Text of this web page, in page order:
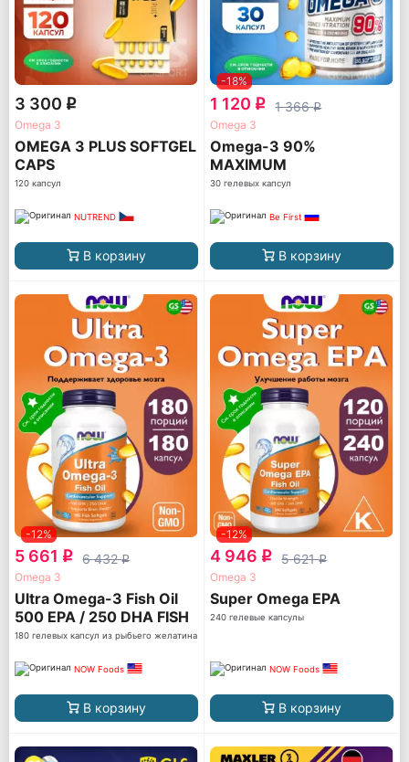
3 300 q
Omega 3
OMEGA 3 PLUS SOFTGEL
CAPS
120 капсул
NUTREND
В корзину
-18%
1 120 q 1 366q
Omega 3
Omega-3 90%
MAXIMUM
CONCENTRATION
30 гелевых капсул
Be First
В корзину
-12%
5 661 q 6 432q
Omega 3
Ultra Omega-3 Fish Oil
500 EPA / 250 DHA FISH
GELATIN
180 гелевых капсул из рыбьего желатина
NOW Foods
В корзину
-12%
4 946 q 5 621q
Omega 3
Super Omega EPA
240 гелевые капсулы
NOW Foods
В корзину